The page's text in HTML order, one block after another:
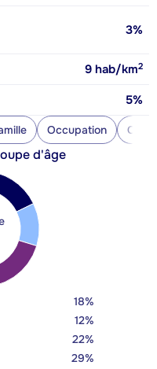
3%
9 hab/km2
5%
Occupation
d'âge
18%
12%
22%
29%